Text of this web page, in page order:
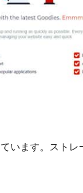
います。スト